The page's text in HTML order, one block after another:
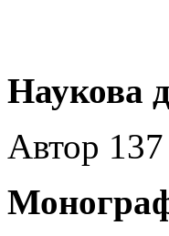
Наукова
Автор 137